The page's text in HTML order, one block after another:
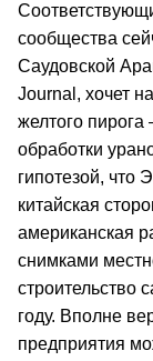
сообщества
Саудовской
Journal, хочет
желтого пирога
обработки
гипотезой, что
китайская
американская
снимками
строительство
году. Вполне
предприятия